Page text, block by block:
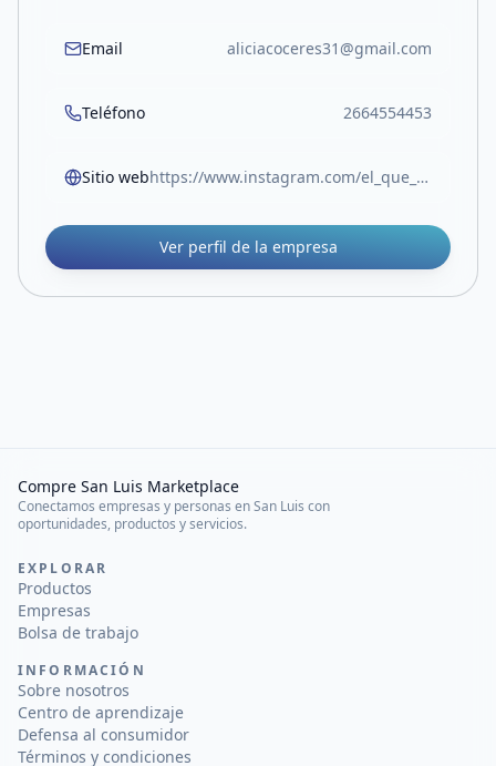
Email aliciacoceres31@gmail.com
Teléfono 2664554453
Sitio web https://www.instagram.com/el_que_come_y_no_convida?igsh=MWF2ZXBhNGZmd2NvNw==
Ver perfil de la empresa
Compre San Luis Marketplace
Conectamos empresas y personas en San Luis con
oportunidades, productos y servicios.
EXPLORAR
Productos
Empresas
Bolsa de trabajo
INFORMACIÓN
Sobre nosotros
Centro de aprendizaje
Defensa al consumidor
Términos y condiciones